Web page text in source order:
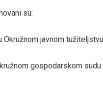
su:
Okružnom javnom
gospodarskom sudu